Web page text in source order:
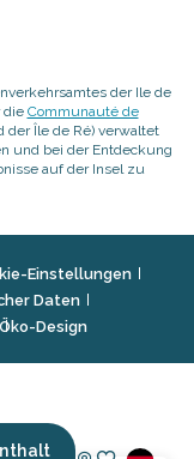
der Ile de
die Communauté de
der Île de Ré) verwaltet
und bei der Entdeckung
auf der Insel zu
Einstellungen
Daten
Design